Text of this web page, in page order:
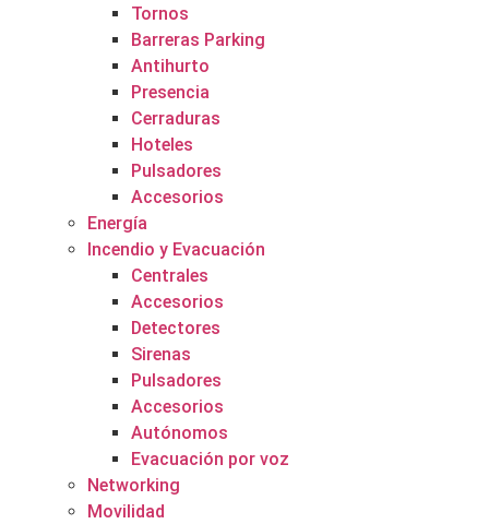
Tornos
Barreras Parking
Antihurto
Presencia
Cerraduras
Hoteles
Pulsadores
Accesorios
Energía
Incendio y Evacuación
Centrales
Accesorios
Detectores
Sirenas
Pulsadores
Accesorios
Autónomos
Evacuación por voz
Networking
Movilidad